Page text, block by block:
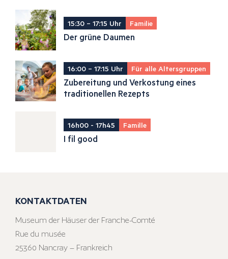
15:30 – 17:15 Uhr Familie
Der grüne Daumen
16:00 – 17:15 Uhr Für alle Altersgruppen
Zubereitung und Verkostung eines
traditionellen Rezepts
16h00 - 17h45 Famille
I fil good
KONTAKTDATEN
Museum der Häuser der Franche-Comté
Rue du musée
25360 Nancray – Frankreich